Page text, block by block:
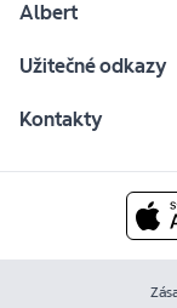
Albert
Užitečné odkazy
Kontakty